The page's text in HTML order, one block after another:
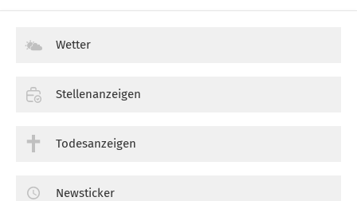
Wetter
Stellenanzeigen
Todesanzeigen
Newsticker